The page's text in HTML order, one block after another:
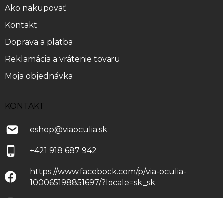
eAko nakupovať
Kontakt
Doprava a platba
Reklamácia a vrátenie tovaru
Moja objednávka
KONTAKT
eshop@viaoculia.sk
+421 918 687 942
https://www.facebook.com/p/via-oculia-
100065198851697/?locale=sk_sk